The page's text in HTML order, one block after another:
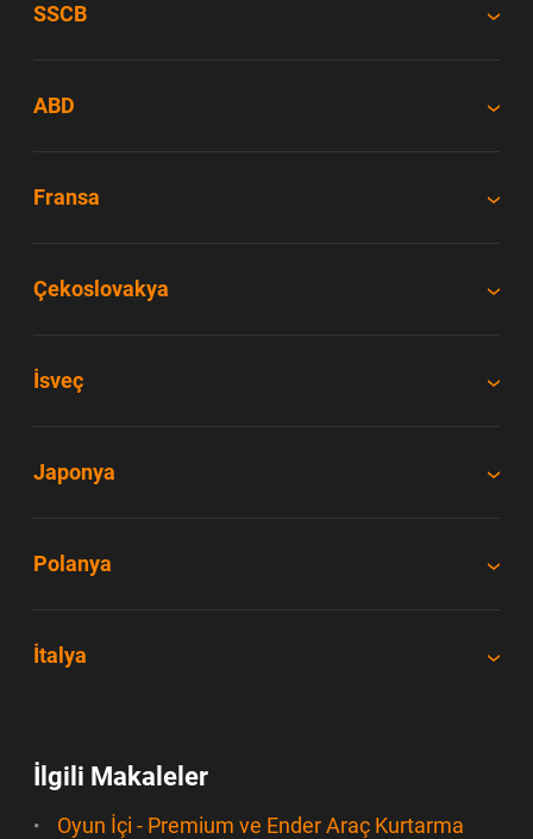
SSCB
ABD
Fransa
Çekoslovakya
İsveç
Japonya
Polanya
İtalya
İlgili Makaleler
Oyun İçi - Premium ve Ender Araç Kurtarma